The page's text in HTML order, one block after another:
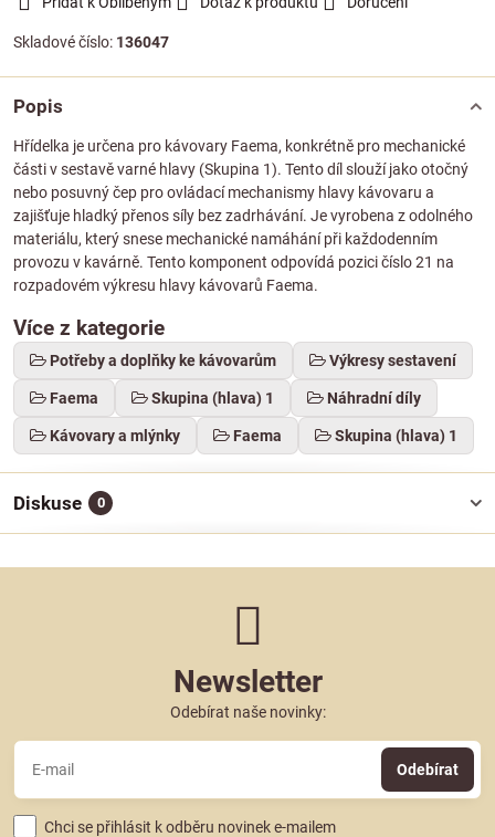
Skladové číslo: 136047
Popis
Hřídelka je určena pro kávovary Faema, konkrétně pro mechanické
části v sestavě varné hlavy (Skupina 1). Tento díl slouží jako otočný
nebo posuvný čep pro ovládací mechanismy hlavy kávovaru a
zajišťuje hladký přenos síly bez zadrhávání. Je vyrobena z odolného
materiálu, který snese mechanické namáhání při každodenním
provozu v kavárně. Tento komponent odpovídá pozici číslo 21 na
rozpadovém výkresu hlavy kávovarů Faema.
Více z kategorie
Potřeby a doplňky ke kávovarům Výkresy sestavení
Faema Skupina (hlava) 1 Náhradní díly
Kávovary a mlýnky Faema Skupina (hlava) 1
Diskuse 0
Newsletter
Odebírat naše novinky:
Odebírat
Chci se přihlásit k odběru novinek e-mailem